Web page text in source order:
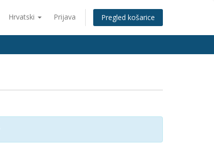
Hrvatski Prijava Pregled košarice